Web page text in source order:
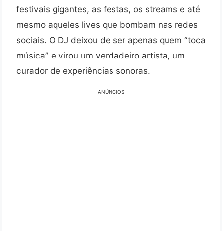
festivais gigantes, as festas, os streams e até
mesmo aqueles lives que bombam nas redes
sociais. O DJ deixou de ser apenas quem “toca
música” e virou um verdadeiro artista, um
curador de experiências sonoras.
ANÚNCIOS